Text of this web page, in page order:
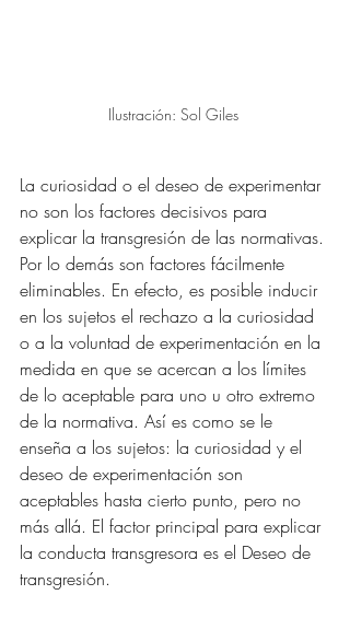
Ilustración: Sol Giles
La curiosidad o el deseo de experimentar
no son los factores decisivos para
explicar la transgresión de las normativas.
Por lo demás son factores fácilmente
eliminables. En efecto, es posible inducir
en los sujetos el rechazo a la curiosidad
o a la voluntad de experimentación en la
medida en que se acercan a los límites
de lo aceptable para uno u otro extremo
de la normativa. Así es como se le
enseña a los sujetos: la curiosidad y el
deseo de experimentación son
aceptables hasta cierto punto, pero no
más allá. El factor principal para explicar
la conducta transgresora es el Deseo de
transgresión.